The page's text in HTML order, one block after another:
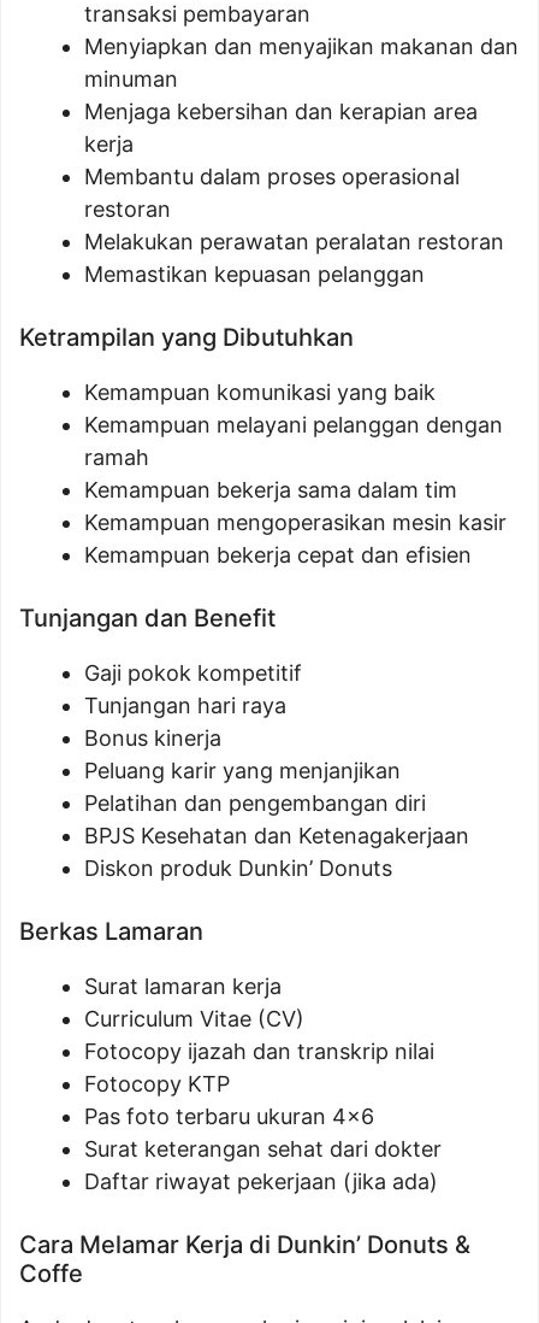
transaksi pembayaran
Menyiapkan dan menyajikan makanan dan
minuman
Menjaga kebersihan dan kerapian area
kerja
Membantu dalam proses operasional
restoran
Melakukan perawatan peralatan restoran
Memastikan kepuasan pelanggan
Ketrampilan yang Dibutuhkan
Kemampuan komunikasi yang baik
Kemampuan melayani pelanggan dengan
ramah
Kemampuan bekerja sama dalam tim
Kemampuan mengoperasikan mesin kasir
Kemampuan bekerja cepat dan efisien
Tunjangan dan Benefit
Gaji pokok kompetitif
Tunjangan hari raya
Bonus kinerja
Peluang karir yang menjanjikan
Pelatihan dan pengembangan diri
BPJS Kesehatan dan Ketenagakerjaan
Diskon produk Dunkin’ Donuts
Berkas Lamaran
Surat lamaran kerja
Curriculum Vitae (CV)
Fotocopy ijazah dan transkrip nilai
Fotocopy KTP
Pas foto terbaru ukuran 4×6
Surat keterangan sehat dari dokter
Daftar riwayat pekerjaan (jika ada)
Cara Melamar Kerja di Dunkin’ Donuts &
Coffe